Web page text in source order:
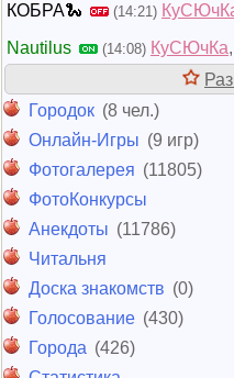
КОБРА🐍 (14:21)
Nautilus
(14:08) КуСЮчКа,
Городок (8 чел.)
Онлайн-Игры (9 игр)
Фотогалерея (11805)
ФотоКонкурсы
Анекдоты (11786)
Читальня
Доска знакомств (0)
Голосование (430)
Города (426)